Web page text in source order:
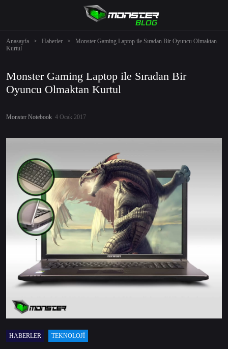
Anasayfa > Haberler > Monster Gaming Laptop ile Sıradan Bir Oyuncu Olmaktan
Kurtul
Monster Gaming Laptop ile Sıradan Bir
Oyuncu Olmaktan Kurtul
Monster Notebook 4 Ocak 2017
HABERLER TEKNOLOJI